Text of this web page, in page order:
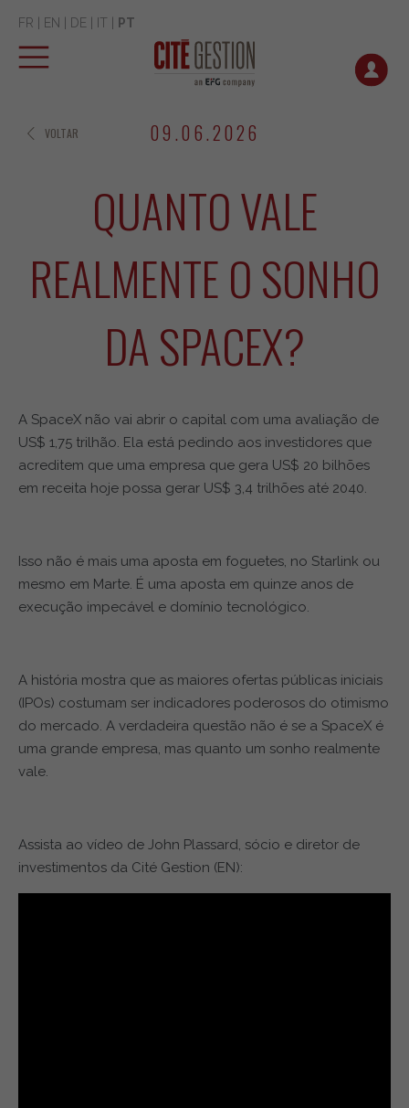
FR EN DE IT PT
09.06.2026
QUANTO VALE
REALMENTE O SONHO
DA SPACEX?
A SpaceX não vai abrir o capital com uma avaliação de
US$ 1,75 trilhão. Ela está pedindo aos investidores que
acreditem que uma empresa que gera US$ 20 bilhões
em receita hoje possa gerar US$ 3,4 trilhões até 2040.
Isso não é mais uma aposta em foguetes, no Starlink ou
mesmo em Marte. É uma aposta em quinze anos de
execução impecável e domínio tecnológico.
A história mostra que as maiores ofertas públicas iniciais
(IPOs) costumam ser indicadores poderosos do otimismo
do mercado. A verdadeira questão não é se a SpaceX é
uma grande empresa, mas quanto um sonho realmente
vale.
Assista ao vídeo de John Plassard, sócio e diretor de
investimentos da Cité Gestion (EN):
VOLTAR